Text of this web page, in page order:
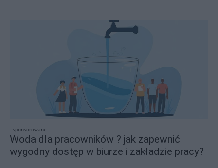
sponsorowane
Woda dla pracowników ? jak zapewnić
wygodny dostęp w biurze i zakładzie pracy?